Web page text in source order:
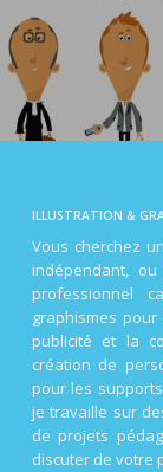
ILLUSTRATION &
Vous cherchez
indépendant,
professionnel
graphismes
publicité et la
création de
pour les
je travaille sur
de projets
discuter de votre